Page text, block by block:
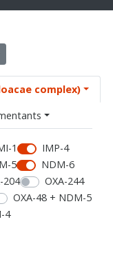
complex)
1
IMP-4
5
NDM-6
204
OXA-244
OXA-48 + NDM-5
4